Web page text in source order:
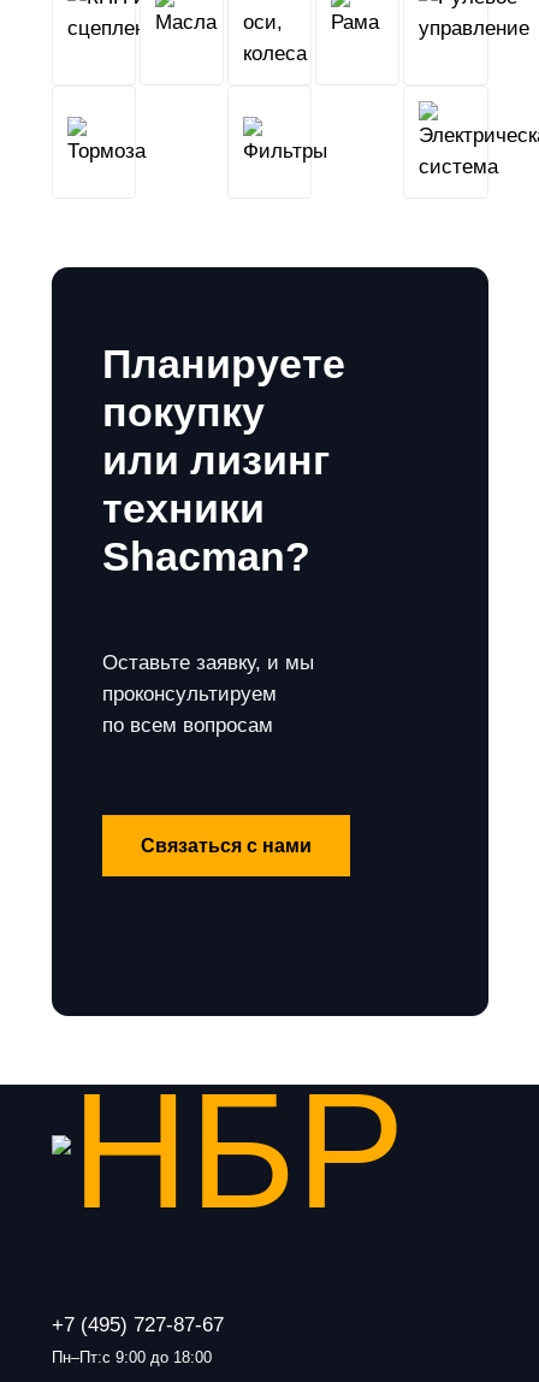
и
сцепление
Масла
оси,
Рама
Тормоза Фильтры
Планируете
покупку
или лизинг
техники
Shacman?
Оставьте заявку, и мы
проконсультируем
по всем вопросам
Связаться с нами
+7 (495) 727-87-67
Пн–Пт:с 9:00 до 18:00